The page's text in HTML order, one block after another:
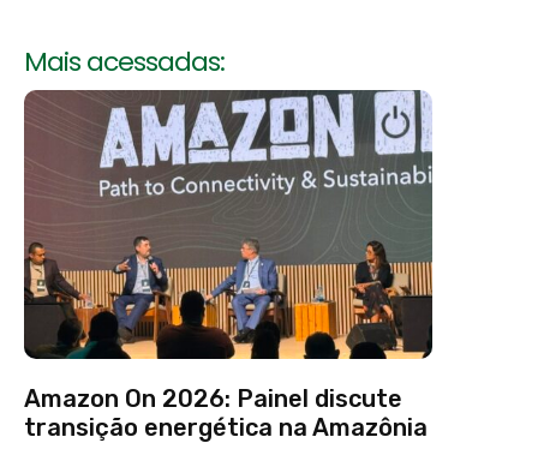
Mais acessadas:
Amazon On 2026: Painel discute
transição energética na Amazônia